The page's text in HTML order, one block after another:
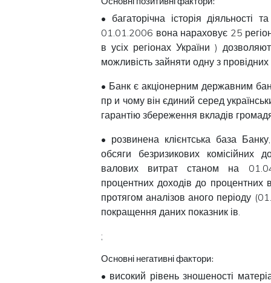
• багаторічна історія
01.01.2006 вона нараховує 25
в усіх регіонах України )
можливість зайняти одну з
• Банк є акціонерним державним
пр и чому він єдиний серед
гарантію збереження вкладів
• розвинена клієнтська база
обсяги безризикових комісійних
валових витрат станом на
процентних доходів до
протягом аналізованого періоду
покращення даних показник ів.
;
Основні негативні фактори:
• високий рівень зношеності